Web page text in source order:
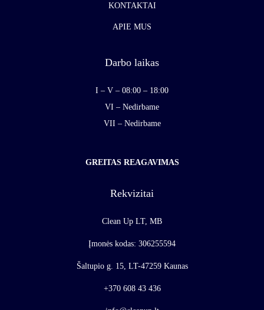
KONTAKTAI
APIE MUS
Darbo laikas
I – V – 08:00 – 18:00
VI – Nedirbame
VII – Nedirbame
GREITAS REAGAVIMAS
Rekvizitai
Clean Up LT, MB
Įmonės kodas: 306255594
Šaltupio g. 15, LT-47259 Kaunas
+370 608 43 436